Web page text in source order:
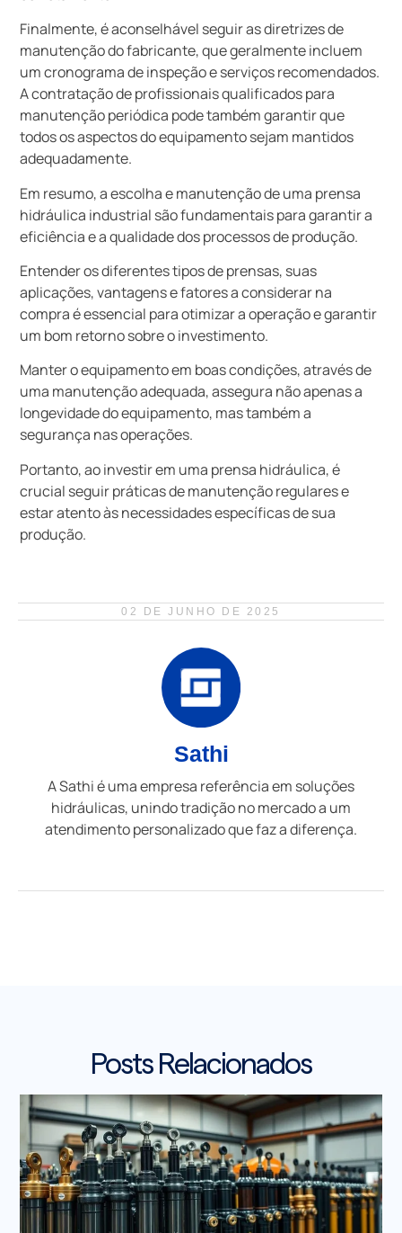
Finalmente, é aconselhável seguir as diretrizes de
manutenção do fabricante, que geralmente incluem
um cronograma de inspeção e serviços recomendados.
A contratação de profissionais qualificados para
manutenção periódica pode também garantir que
todos os aspectos do equipamento sejam mantidos
adequadamente.
Em resumo, a escolha e manutenção de uma prensa
hidráulica industrial são fundamentais para garantir a
eficiência e a qualidade dos processos de produção.
Entender os diferentes tipos de prensas, suas
aplicações, vantagens e fatores a considerar na
compra é essencial para otimizar a operação e garantir
um bom retorno sobre o investimento.
Manter o equipamento em boas condições, através de
uma manutenção adequada, assegura não apenas a
longevidade do equipamento, mas também a
segurança nas operações.
Portanto, ao investir em uma prensa hidráulica, é
crucial seguir práticas de manutenção regulares e
estar atento às necessidades específicas de sua
produção.
02 DE JUNHO DE 2025
Sathi
A Sathi é uma empresa referência em soluções
hidráulicas, unindo tradição no mercado a um
atendimento personalizado que faz a diferença.
Posts Relacionados